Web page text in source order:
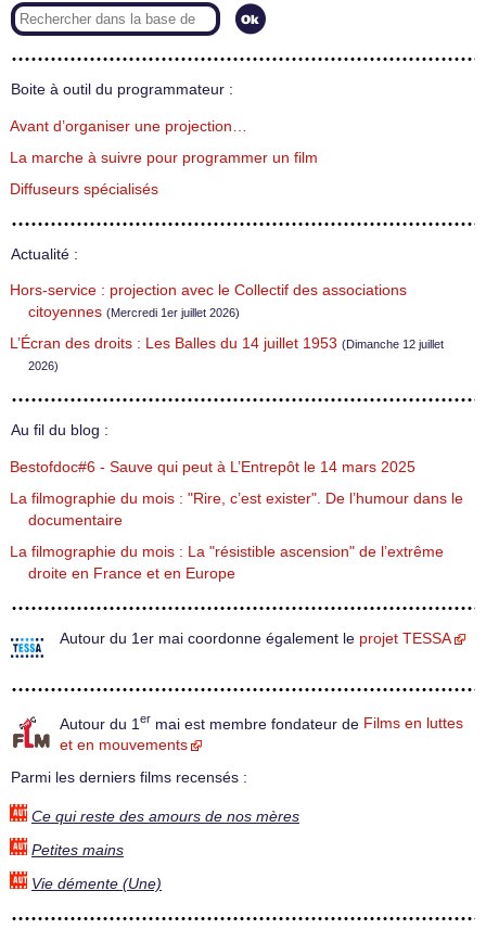
Boite à outil du programmateur :
Avant d’organiser une projection…
La marche à suivre pour programmer un film
Diffuseurs spécialisés
Actualité :
Hors-service : projection avec le Collectif des associations
citoyennes (Mercredi 1er juillet 2026)
L’Écran des droits : Les Balles du 14 juillet 1953 (Dimanche 12 juillet
2026)
Au fil du blog :
Bestofdoc#6 - Sauve qui peut à L’Entrepôt le 14 mars 2025
La filmographie du mois : "Rire, c’est exister". De l’humour dans le
documentaire
La filmographie du mois : La "résistible ascension" de l’extrême
droite en France et en Europe
Autour du 1er mai coordonne également le projet TESSA
Autour du 1 er mai est membre fondateur de Films en luttes
et en mouvements
Parmi les derniers films recensés :
Ce qui reste des amours de nos mères
Petites mains
Vie démente (Une)